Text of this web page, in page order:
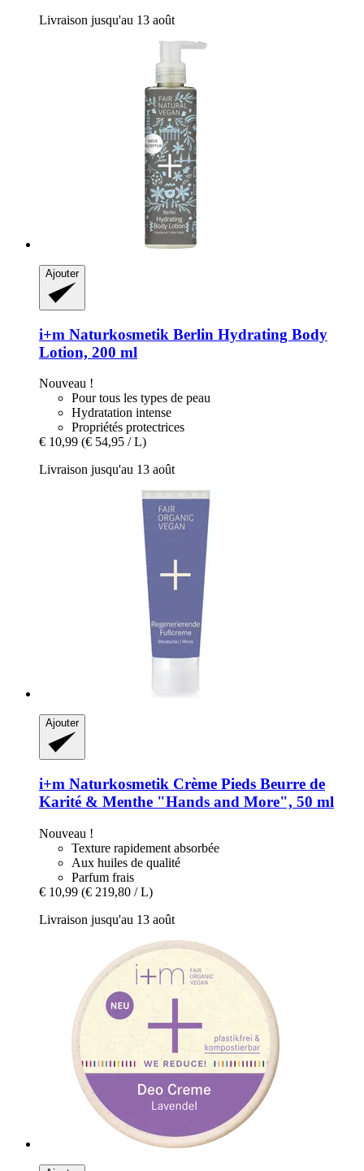
Livraison jusqu'au 13 août
Ajouter
i+m Naturkosmetik Berlin Hydrating Body
Lotion, 200 ml
Nouveau !
Pour tous les types de peau
Hydratation intense
Propriétés protectrices
€ 10,99 (€ 54,95 / L)
Livraison jusqu'au 13 août
Ajouter
i+m Naturkosmetik Crème Pieds Beurre de
Karité & Menthe "Hands and More", 50 ml
Nouveau !
Texture rapidement absorbée
Aux huiles de qualité
Parfum frais
€ 10,99 (€ 219,80 / L)
Livraison jusqu'au 13 août